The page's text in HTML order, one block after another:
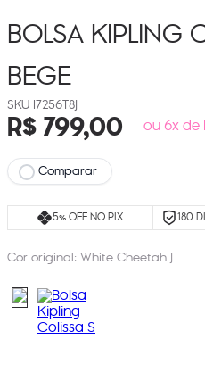
BOLSA KIPLING
BEGE
I7256T8J
R$799,00 ou 6x de
Comparar
5% OFF NO PIX 180
Cor original: White Cheetah J